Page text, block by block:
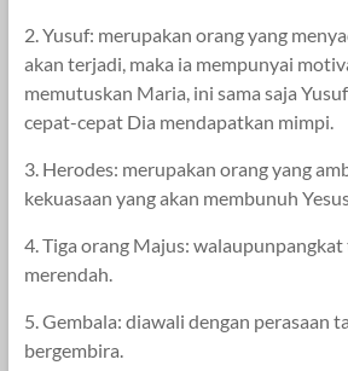
2. Yusuf: merupakan orang yang
akan terjadi, maka ia mempunyai
memutuskan Maria, ini sama saja
cepat-cepat Dia mendapatkan mimpi.
3. Herodes: merupakan orang yang
kekuasaan yang akan membunuh
4. Tiga orang Majus:
merendah.
5. Gembala: diawali dengan perasaan
bergembira.